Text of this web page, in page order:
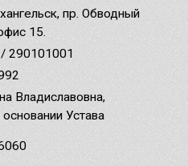
пр. Обводный
15.
290101001
Владиславовна,
Устава